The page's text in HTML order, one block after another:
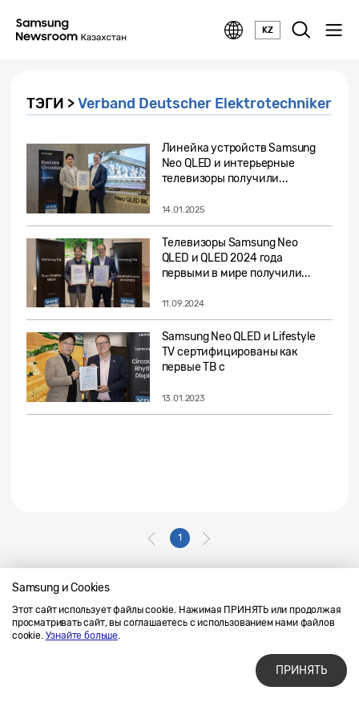
KZ
Samsung и Cookies
Этот сайт использует файлы cookie. Нажимая ПРИНЯТЬ или продолжая
просматривать сайт, вы соглашаетесь с использованием нами файлов
cookie. Узнайте больше.
ПРИНЯТЬ
ТЭГИ >Verband Deutscher Elektrotechniker
Линейка устройств Samsung
Neo QLED и интерьерные
телевизоры получили...
14.01.2025
Телевизоры Samsung Neo
QLED и QLED 2024 года
первыми в мире получили...
11.09.2024
Samsung Neo QLED и Lifestyle
TV сертифицированы как
первые ТВ с
13.01.2023
1
Напишите нам
SAMSUNG.COM
Условия использования материалов